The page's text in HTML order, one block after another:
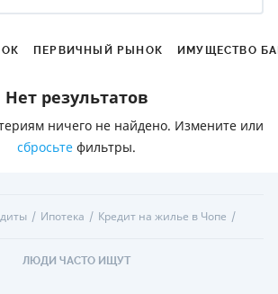
ПЕРВИЧНЫЙ РЫНОК ИМУЩЕСТВО
Нет результатов
ничего не найдено. Измените или
сбросьте фильтры.
Ипотека Кредит на жилье в Чопе
ЛЮДИ ЧАСТО ИЩУТ